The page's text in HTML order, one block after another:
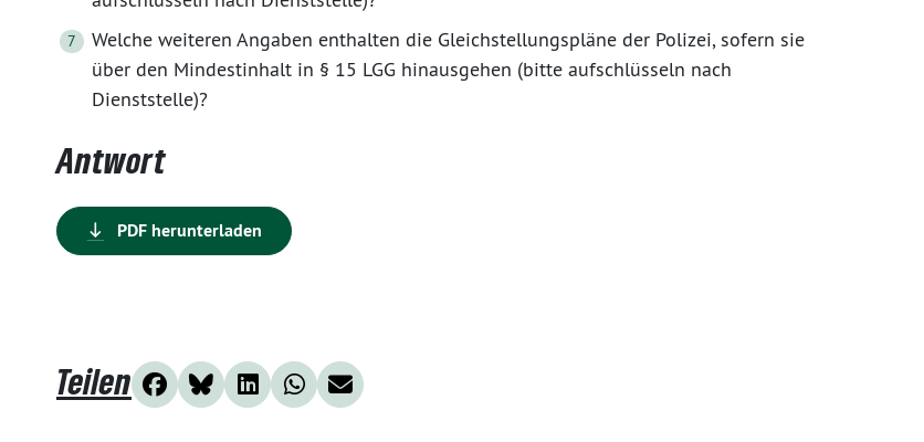
Welche weiteren Angaben enthalten die Gleichstellungspläne der Polizei, sofern sie
über den Mindestinhalt in § 15 LGG hinausgehen (bitte aufschlüsseln nach
Dienststelle)?
Antwort
PDF herunterladen
Teilen